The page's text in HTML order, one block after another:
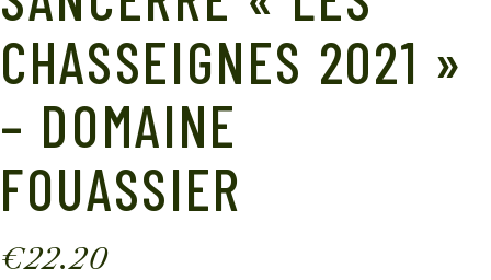
CHASSEIGNES 2021 »
– DOMAINE
FOUASSIER
€22.20